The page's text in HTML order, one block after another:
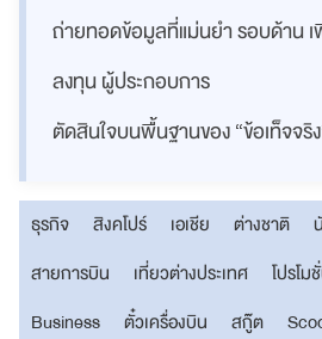
ถ่ายทอดข้อมูลที่แม่นยำ รอบด้าน
ลงทุน ผู้ประกอบการ
ตัดสินใจบนพื้นฐานของ “ข้อเท็จจริง
ธุรกิจ สิงคโปร์ เอเชีย ต่างชาติ
สายการบิน
เที่ยวต่างประเทศ โปรโม
Business
ตั๋วเครื่องบิน สกู๊ต